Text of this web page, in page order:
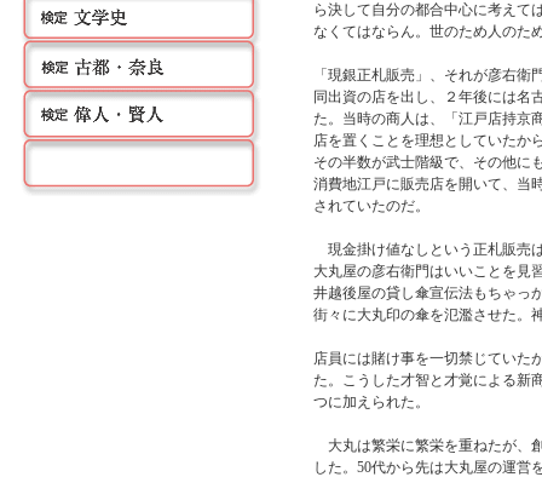
ら決して自分の都合中心に考えて
なくてはならん。世のため人のた
「現銀正札販売」、それが彦右
同出資の店を出し、２年後には名
た。当時の商人は、「江戸店持京
店を置くことを理想としていたか
その半数が武士階級で、その他に
消費地江戸に販売店を開いて、当
されていたのだ。
現金掛け値なしという正札販売
大丸屋の彦右衛門はいいことを見
井越後屋の貸し傘宣伝法もちゃっ
街々に大丸印の傘を氾濫させた。
店員には賭け事を一切禁じていた
た。こうした才智と才覚による新
つに加えられた。
大丸は繁栄に繁栄を重ねたが、
した。50代から先は大丸屋の運営